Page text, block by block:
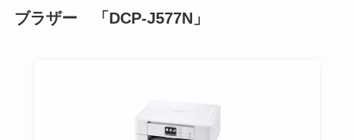
ブラザー 「DCP-J577N」